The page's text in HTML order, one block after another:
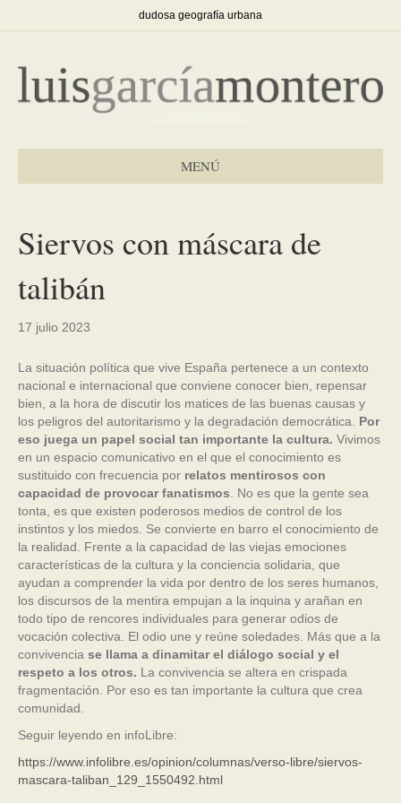
dudosa geografía urbana
MENÚ
Siervos con máscara de
talibán
17 julio 2023
La situación política que vive España pertenece a un contexto
nacional e internacional que conviene conocer bien, repensar
bien, a la hora de discutir los matices de las buenas causas y
los peligros del autoritarismo y la degradación democrática. Por
eso juega un papel social tan importante la cultura. Vivimos
en un espacio comunicativo en el que el conocimiento es
sustituido con frecuencia por relatos mentirosos con
capacidad de provocar fanatismos . No es que la gente sea
tonta, es que existen poderosos medios de control de los
instintos y los miedos. Se convierte en barro el conocimiento de
la realidad. Frente a la capacidad de las viejas emociones
características de la cultura y la conciencia solidaria, que
ayudan a comprender la vida por dentro de los seres humanos,
los discursos de la mentira empujan a la inquina y arañan en
todo tipo de rencores individuales para generar odios de
vocación colectiva. El odio une y reúne soledades. Más que a la
convivencia se llama a dinamitar el diálogo social y el
respeto a los otros. La convivencia se altera en crispada
fragmentación. Por eso es tan importante la cultura que crea
comunidad.
Seguir leyendo en infoLibre:
https://www.infolibre.es/opinion/columnas/verso-libre/siervos-
mascara-taliban_129_1550492.html